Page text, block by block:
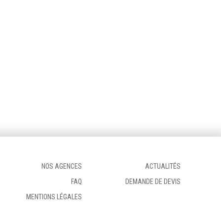
NOS AGENCES
ACTUALITÉS
FAQ
DEMANDE DE DEVIS
MENTIONS LÉGALES